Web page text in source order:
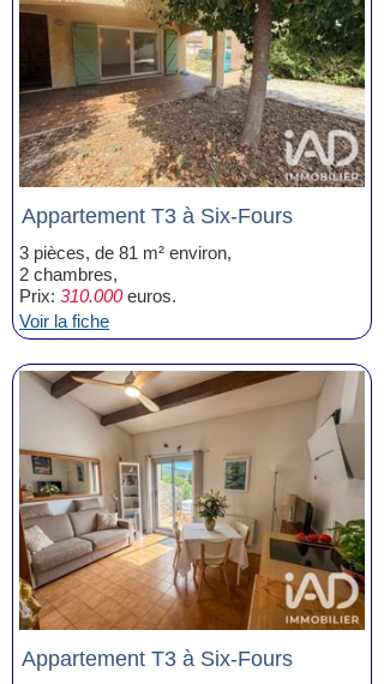
Appartement T3 à Six-Fours
3 pièces, de 81 m² environ,
2 chambres,
Prix: 310.000euros.
Voir la fiche
Appartement T3 à Six-Fours